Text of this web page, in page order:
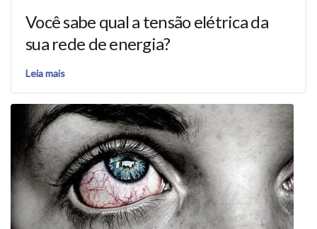
Você sabe qual a tensão elétrica da
sua rede de energia?
Leia mais